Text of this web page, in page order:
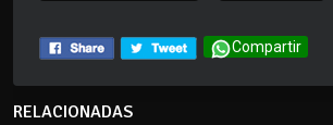
Compartir
RELACIONADAS